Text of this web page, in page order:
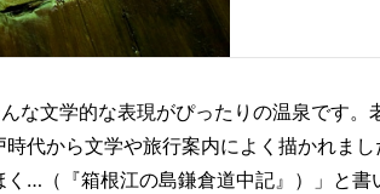
な文学的な表現がぴったりの温泉です
代から文学や旅行案内によく描かれま
…（『箱根江の島鎌倉道中記』）」と